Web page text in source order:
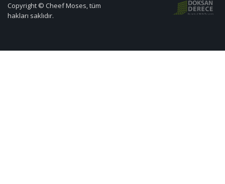
Copyright © Cheef Moses, tüm
hakları saklıdır.